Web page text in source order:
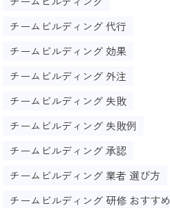
チームビルディング 代行
チームビルディング 効果
チームビルディング 外注
チームビルディング 失敗
チームビルディング 失敗例
チームビルディング 承認
チームビルディング 業者 選び方
チームビルディング 研修 おすすめ